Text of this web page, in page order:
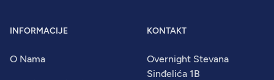
INFORMACIJE
O Nama
KONTAKT
Overnight Stevana
Sinđelića 1B